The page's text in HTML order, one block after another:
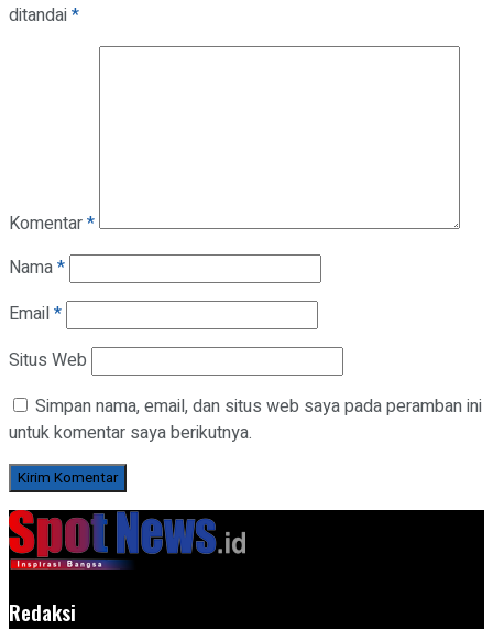
ditandai*
Komentar*
Nama*
Email*
Situs Web
Simpan nama, email, dan situs web saya pada peramban ini
untuk komentar saya berikutnya.
Redaksi